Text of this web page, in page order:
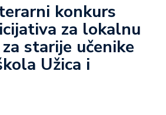
konkurs
za lokalnu
starije učenike
Užica i